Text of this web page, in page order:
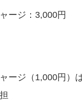
ージ：3,000円
ージ（1,000円）